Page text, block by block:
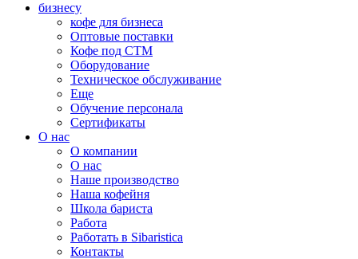
бизнесу
кофе для бизнеса
Оптовые поставки
Кофе под СТМ
Оборудование
Техническое обслуживание
Еще
Обучение персонала
Сертификаты
О нас
O компании
О нас
Наше производство
Наша кофейня
Школа бариста
Работа
Работать в Sibaristica
Контакты